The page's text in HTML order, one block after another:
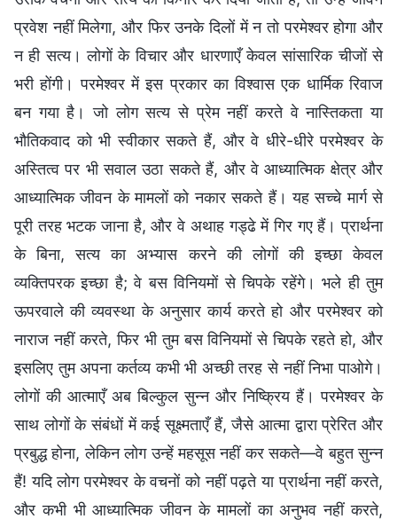
प्रवेश नहीं मिलेगा, और फिर उनके दिलों में न तो परमेश्वर होगा और
न ही सत्य। लोगों के विचार और धारणाएँ केवल सांसारिक चीजों से
भरी होंगी। परमेश्वर में इस प्रकार का विश्वास एक धार्मिक रिवाज
बन गया है। जो लोग सत्य से प्रेम नहीं करते वे नास्तिकता या
भौतिकवाद को भी स्वीकार सकते हैं, और वे धीरे-धीरे परमेश्वर के
अस्तित्व पर भी सवाल उठा सकते हैं, और वे आध्यात्मिक क्षेत्र और
आध्यात्मिक जीवन के मामलों को नकार सकते हैं। यह सच्चे मार्ग से
पूरी तरह भटक जाना है, और वे अथाह गड्ढे में गिर गए हैं। प्रार्थना
के बिना, सत्य का अभ्यास करने की लोगों की इच्छा केवल
व्यक्तिपरक इच्छा है; वे बस विनियमों से चिपके रहेंगे। भले ही तुम
ऊपरवाले की व्यवस्था के अनुसार कार्य करते हो और परमेश्वर को
नाराज नहीं करते, फिर भी तुम बस विनियमों से चिपके रहते हो, और
इसलिए तुम अपना कर्तव्य कभी भी अच्छी तरह से नहीं निभा पाओगे।
लोगों की आत्माएँ अब बिल्कुल सुन्न और निष्क्रिय हैं। परमेश्वर के
साथ लोगों के संबंधों में कई सूक्ष्मताएँ हैं, जैसे आत्मा द्वारा प्रेरित और
प्रबुद्ध होना, लेकिन लोग उन्हें महसूस नहीं कर सकते—वे बहुत सुन्न
हैं! यदि लोग परमेश्वर के वचनों को नहीं पढ़ते या प्रार्थना नहीं करते,
और कभी भी आध्यात्मिक जीवन के मामलों का अनुभव नहीं करते,